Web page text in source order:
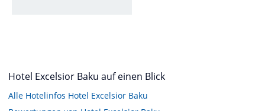
Hotel Excelsior Baku auf einen Blick
Alle Hotelinfos Hotel Excelsior Baku